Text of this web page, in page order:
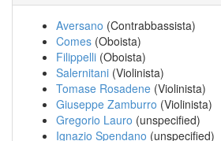
Aversano (Contrabbassista)
Comes (Oboista)
Filippelli (Oboista)
Salernitani (Violinista)
Tomase Rosadene (Violinista)
Giuseppe Zamburro (Violinista)
Gregorio Lauro (unspecified)
Ignazio Spendano (unspecified)